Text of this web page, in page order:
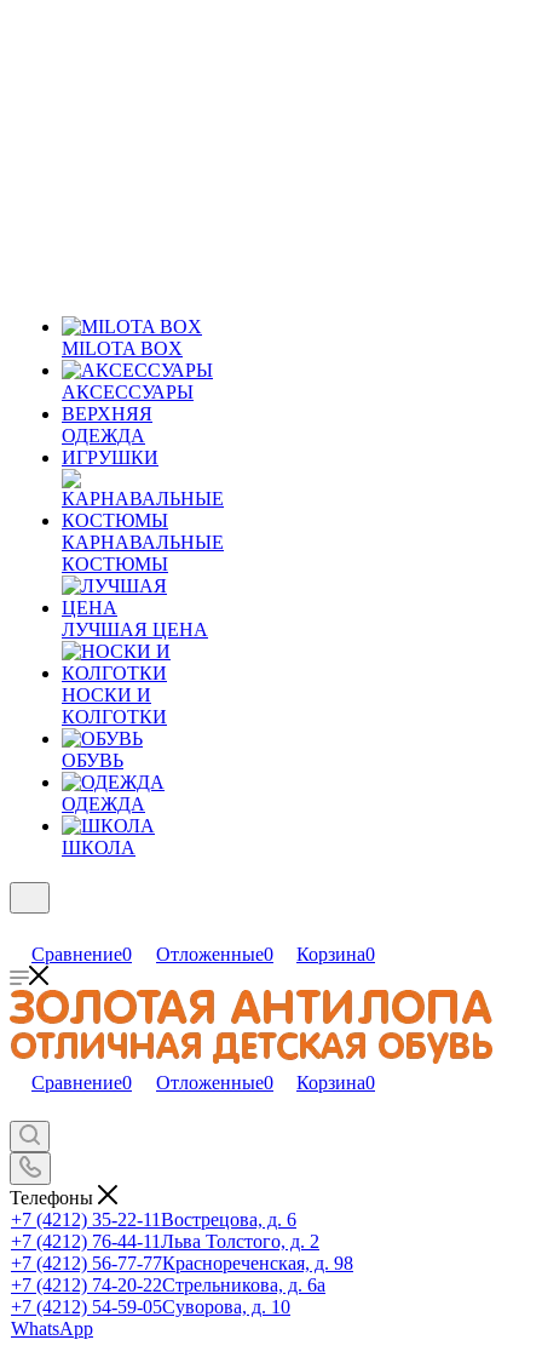
MILOTA BOX
АКСЕССУАРЫ
ВЕРХНЯЯ
ОДЕЖДА
ИГРУШКИ
КАРНАВАЛЬНЫЕ
КОСТЮМЫ
ЛУЧШАЯ ЦЕНА
НОСКИ И
КОЛГОТКИ
ОБУВЬ
ОДЕЖДА
ШКОЛА
Сравнение0 Отложенные0 Корзина0
Сравнение0 Отложенные0 Корзина0
Телефоны
+7 (4212) 35-22-11Вострецова, д. 6
+7 (4212) 76-44-11Льва Толстого, д. 2
+7 (4212) 56-77-77Краснореченская, д. 98
+7 (4212) 74-20-22Стрельникова, д. 6а
+7 (4212) 54-59-05Суворова, д. 10
WhatsApp